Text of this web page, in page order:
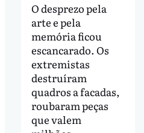
O desprezo pela
arte e pela
memória ficou
escancarado. Os
extremistas
destruíram
quadros a facadas,
roubaram peças
que valem